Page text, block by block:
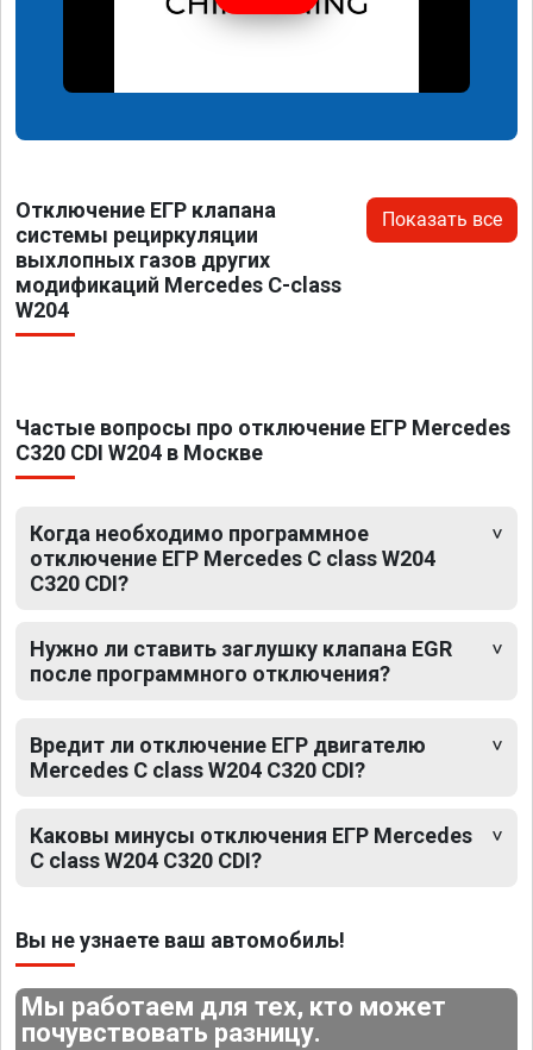
Отключение ЕГР клапана
системы рециркуляции
выхлопных газов других
модификаций Mercedes C-class
W204
Показать все
Частые вопросы про отключение ЕГР Mercedes
C320 CDI W204 в Москве
Когда необходимо программное
отключение ЕГР Mercedes C class W204
C320 CDI?
Нужно ли ставить заглушку клапана EGR
после программного отключения?
Вредит ли отключение ЕГР двигателю
Mercedes C class W204 C320 CDI?
Каковы минусы отключения ЕГР Mercedes
C class W204 C320 CDI?
Вы не узнаете ваш автомобиль!
Мы работаем для тех, кто может
почувствовать разницу.